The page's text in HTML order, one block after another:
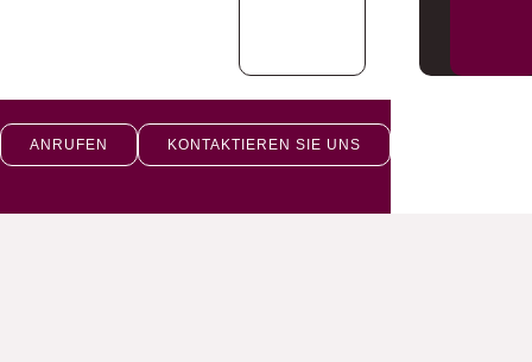
ANRUFEN KONTAKTIEREN SIE UNS